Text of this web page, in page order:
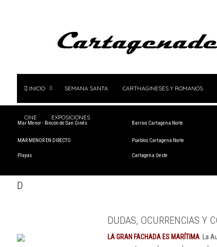
INICIO SEMANA SANTA CARTHAGINESES Y ROMANOS
CINE EXPOSICIONES
Mar Menor - Rincón de San Ginés
MAR MENOR EN DIRECTO
Playas
Barrios Cartagena Norte
Pueblos Cartagena Norte
Cartagena Oeste
D
DUDAS, OCURRENCIAS Y
LA GRAN FACHADA ES MARÍTIMA . La